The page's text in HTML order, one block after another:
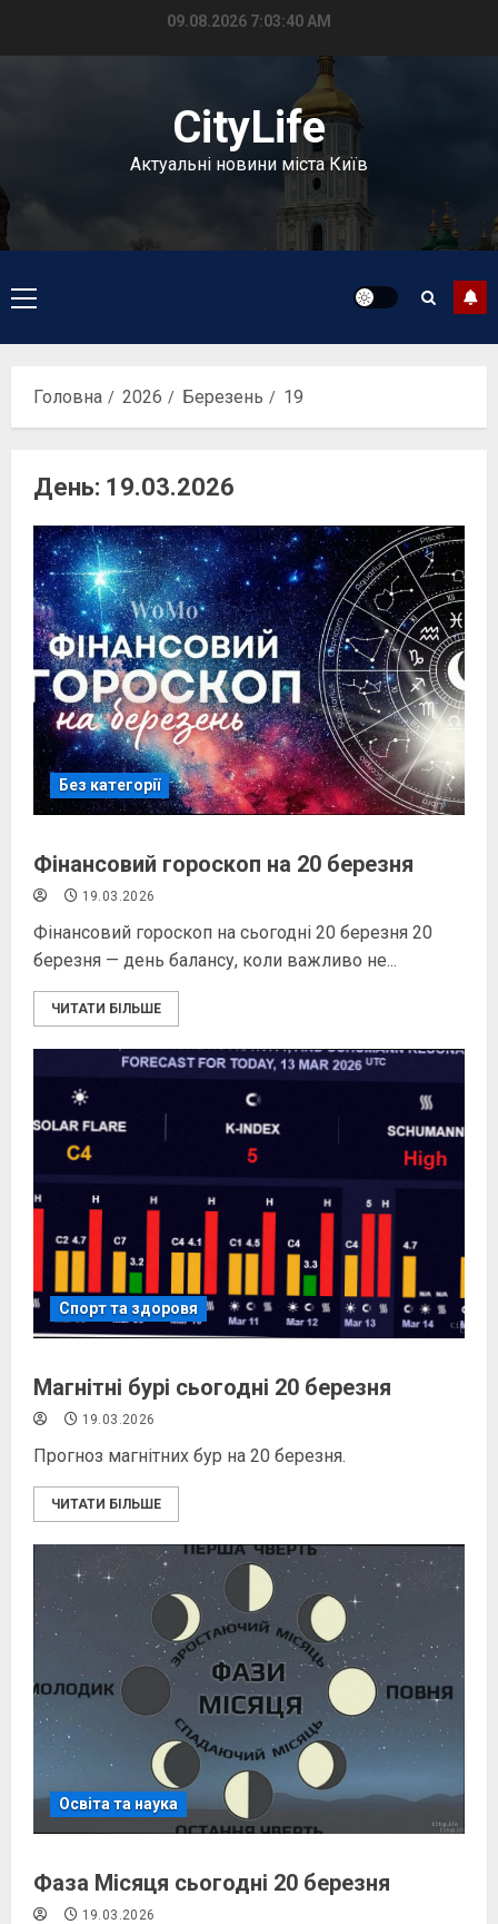
09.08.2026 7:03:41 AM
CityLife
Актуальні новини міста Київ
Головне
меню
Головна 2026 Березень 19
День: 19.03.2026
Без категорії
Фінансовий гороскоп на 20 березня
19.03.2026
Фінансовий гороскоп на сьогодні 20 березня 20
березня — день балансу, коли важливо не...
ЧИТАТИ БІЛЬШЕ
Спорт та здоровя
Магнітні бурі сьогодні 20 березня
19.03.2026
Прогноз магнітних бур на 20 березня.
ЧИТАТИ БІЛЬШЕ
Освіта та наука
Фаза Місяця сьогодні 20 березня
19.03.2026